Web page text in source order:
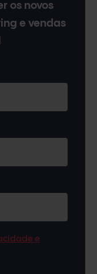
os novos
e vendas
e